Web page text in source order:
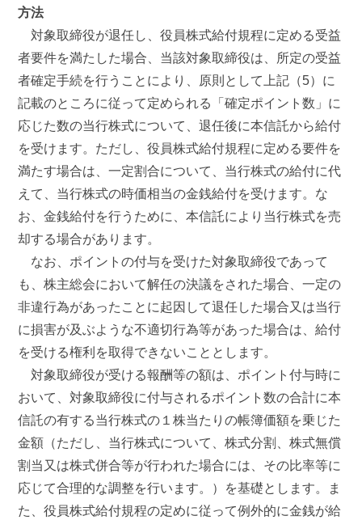
方法
対象取締役が退任し、役員株式給付規程に定める受益
者要件を満たした場合、当該対象取締役は、所定の受益
者確定手続を行うことにより、原則として上記（5）に
記載のところに従って定められる「確定ポイント数」に
応じた数の当行株式について、退任後に本信託から給付
を受けます。ただし、役員株式給付規程に定める要件を
満たす場合は、一定割合について、当行株式の給付に代
えて、当行株式の時価相当の金銭給付を受けます。な
お、金銭給付を行うために、本信託により当行株式を売
却する場合があります。
なお、ポイントの付与を受けた対象取締役であって
も、株主総会において解任の決議をされた場合、一定の
非違行為があったことに起因して退任した場合又は当行
に損害が及ぶような不適切行為等があった場合は、給付
を受ける権利を取得できないこととします。
対象取締役が受ける報酬等の額は、ポイント付与時に
おいて、対象取締役に付与されるポイント数の合計に本
信託の有する当行株式の１株当たりの帳簿価額を乗じた
金額（ただし、当行株式について、株式分割、株式無償
割当又は株式併合等が行われた場合には、その比率等に
応じて合理的な調整を行います。）を基礎とします。ま
た、役員株式給付規程の定めに従って例外的に金銭が給